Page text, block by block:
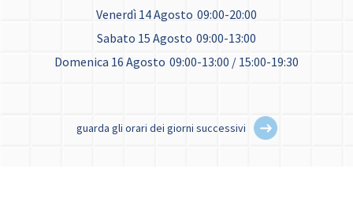
Venerdì 14 Agosto 09:00-20:00
Sabato 15 Agosto 09:00-13:00
Domenica 16 Agosto 09:00-13:00 / 15:00-19:30
guarda gli orari dei giorni successivi